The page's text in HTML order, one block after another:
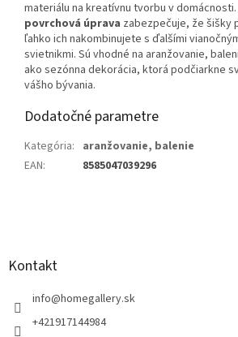
materiálu na kreatívnu tvorbu v domácnosti.
povrchová úprava zabezpečuje, že šišky
ľahko ich nakombinujete s ďalšími
svietnikmi. Sú vhodné na aranžovanie,
ako sezónna dekorácia, ktorá podčiarkne
vášho bývania.
Dodatočné parametre
Kategória: aranžovanie, balenie
EAN: 8585047039296
Kontakt
info@homegallery.sk
+421917144984